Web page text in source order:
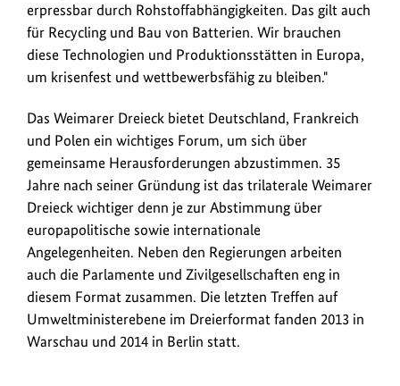
erpressbar durch Rohstoffabhängigkeiten. Das gilt auch
für Recycling und Bau von Batterien. Wir brauchen
diese Technologien und Produktionsstätten in Europa,
um krisenfest und wettbewerbsfähig zu bleiben."
Das Weimarer Dreieck bietet Deutschland, Frankreich
und Polen ein wichtiges Forum, um sich über
gemeinsame Herausforderungen abzustimmen. 35
Jahre nach seiner Gründung ist das trilaterale Weimarer
Dreieck wichtiger denn je zur Abstimmung über
europapolitische sowie internationale
Angelegenheiten. Neben den Regierungen arbeiten
auch die Parlamente und Zivilgesellschaften eng in
diesem Format zusammen. Die letzten Treffen auf
Umweltministerebene im Dreierformat fanden 2013 in
Warschau und 2014 in Berlin statt.